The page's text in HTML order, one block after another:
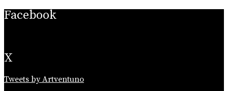
Facebook
X
Tweets by Artventuno